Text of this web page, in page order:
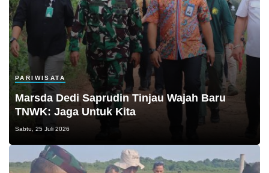
PARIWISATA
Marsda Dedi Saprudin Tinjau Wajah Baru
TNWK: Jaga Untuk Kita
Sabtu, 25 Juli 2026